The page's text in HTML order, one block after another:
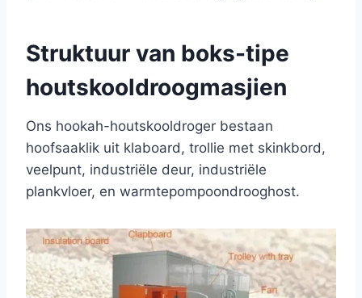
Struktuur van boks-tipe
houtskooldroogmasjien
Ons hookah-houtskooldroger bestaan
hoofsaaklik uit klaboard, trollie met skinkbord,
veelpunt, industriële deur, industriële
plankvloer, en warmtepompoondrooghost.